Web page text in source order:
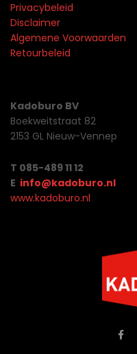
Privacybeleid
Disclaimer
Algemene Voorwaarden
Retourbeleid
Kadoburo BV
Boekweitstraat 82
2153 GL Nieuw-Vennep
T 085-489 11 12
E info@kadoburo.nl
www.kadoburo.nl